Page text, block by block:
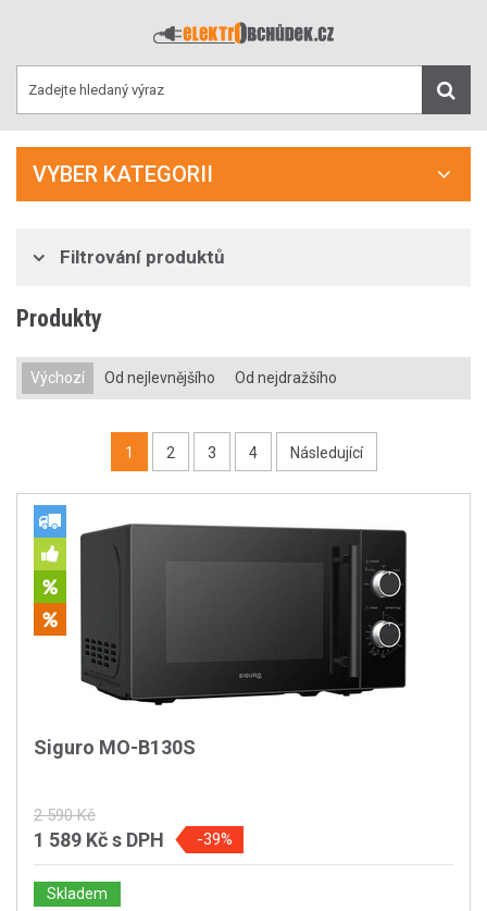
VYBER KATEGORII
Filtrování produktů
Produkty
Výchozí Od nejlevnějšího Od nejdražšího
1 2 3 4 Následující
Siguro MO-B130S
2 590 Kč
1 589 Kčs DPH -39%
Skladem